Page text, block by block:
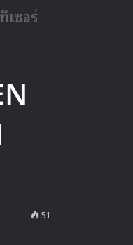
เซอร์
51